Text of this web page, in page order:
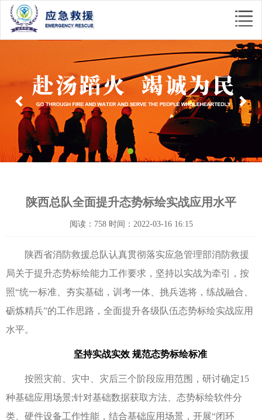
Previous
陕西总队全面提升态势标绘实战应用水平
阅读：758 时间：2022-03-16 16:15
陕西省消防救援总队认真贯彻落实应急管理部消防救援
局关于提升态势标绘能力工作要求，坚持以实战为牵引，按
照“统一标准、夯实基础，训考一体、挑兵选将，练战融合、
砺炼精兵”的工作思路，全面提升各级队伍态势标绘实战应用
水平。
坚持实战实效 规范态势标绘标准
按照灾前、灾中、灾后三个阶段应用范围，研讨确定15
种基础应用场景;针对基础数据获取方法、态势标绘软件分
类、硬件设备工作性能，结合基础应用场景，开展“闭环